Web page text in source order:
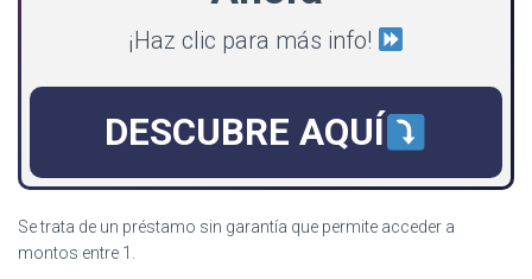
¡Haz clic para más info!
DESCUBRE AQUÍ
Se trata de un préstamo sin garantía que permite acceder a
montos entre 1.